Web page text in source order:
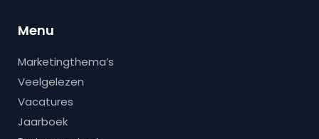
Menu
Marketingthema’s
Veelgelezen
Vacatures
Jaarboek